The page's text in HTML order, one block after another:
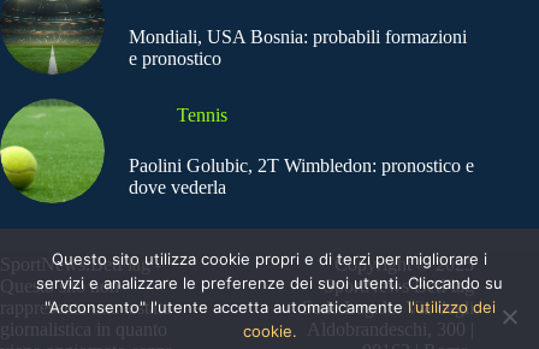
Mondiali, USA Bosnia: probabili formazioni
e pronostico
Tennis
Paolini Golubic, 2T Wimbledon: pronostico e
dove vederla
SportNews.BetFlag -
Questo sito non
rappresenta una testata
giornalistica in quanto
Copyright © 2025
SportNews BetFlag
Sede Legale: Via degli
Aldobrandeschi, 300 |
Questo sito utilizza cookie propri e di terzi per migliorare i
servizi e analizzare le preferenze dei suoi utenti. Cliccando su
"Acconsento" l'utente accetta automaticamente l'utilizzo dei
cookie.